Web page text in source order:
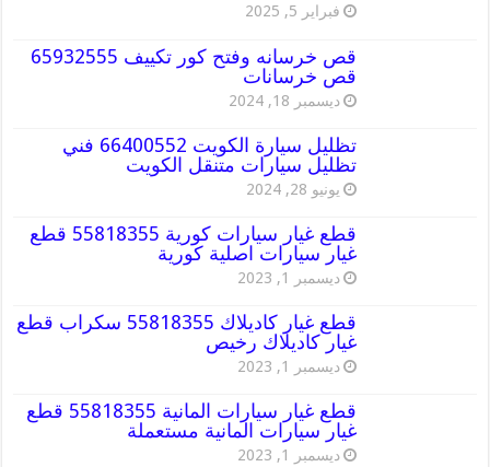
فبراير 5, 2025
قص خرسانه وفتح كور تكييف 65932555
قص خرسانات
ديسمبر 18, 2024
تظليل سيارة الكويت 66400552 فني
تظليل سيارات متنقل الكويت
يونيو 28, 2024
قطع غيار سيارات كورية 55818355 قطع
غيار سيارات اصلية كورية
ديسمبر 1, 2023
قطع غيار كاديلاك 55818355 سكراب قطع
غيار كاديلاك رخيص
ديسمبر 1, 2023
قطع غيار سيارات المانية 55818355 قطع
غيار سيارات المانية مستعملة
ديسمبر 1, 2023